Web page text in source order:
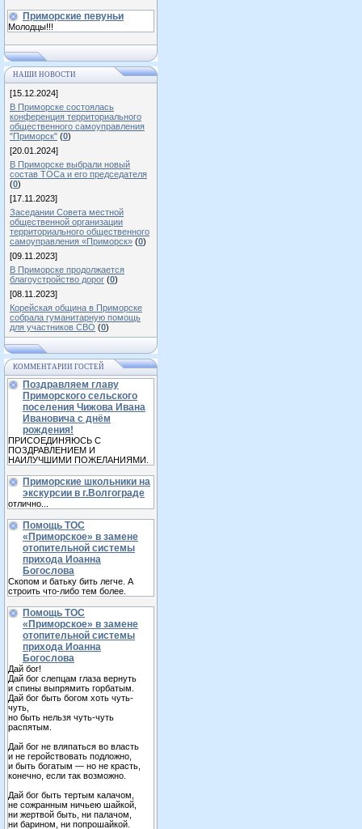
Приморские певуньи
Молодцы!!!
НАШИ НОВОСТИ
[15.12.2024]
В Приморске состоялась
конференция территориального
общественного самоуправления
"Приморск" (0)
[20.01.2024]
В Приморске выбрали новый
состав ТОСа и его председателя
(0)
[17.11.2023]
Заседании Совета местной
общественной организации
территориального общественного
самоуправления «Приморск» (0)
[09.11.2023]
В Приморске продолжается
благоустройство дорог (0)
[08.11.2023]
Корейская община в Приморске
собрала гуманитарную помощь
для участников СВО (0)
КОММЕНТАРИИ ГОСТЕЙ
Поздравляем главу
Приморского сельского
поселения Чижова Ивана
Ивановича с днём
рождения!
ПРИСОЕДИНЯЮСЬ С
ПОЗДРАВЛЕНИЕМ И
НАИЛУЧШИМИ ПОЖЕЛАНИЯМИ.
Приморские школьники на
экскурсии в г.Волгограде
отлично...
Помощь ТОС
«Приморское» в замене
отопительной системы
прихода Иоанна
Богослова
Скопом и батьку бить легче. А
строить что-либо тем более.
Помощь ТОС
«Приморское» в замене
отопительной системы
прихода Иоанна
Богослова
Дай бог!
Дай бог слепцам глаза вернуть
и спины выпрямить горбатым.
Дай бог быть богом хоть чуть-
чуть,
но быть нельзя чуть-чуть
распятым.
Дай бог не вляпаться во власть
и не геройствовать подложно,
и быть богатым — но не красть,
конечно, если так возможно.
Дай бог быть тертым калачом,
не сожранным ничьею шайкой,
ни жертвой быть, ни палачом,
ни барином, ни попрошайкой.